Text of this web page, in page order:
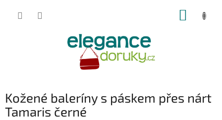
Kožené baleríny s páskem přes nárt
Tamaris černé